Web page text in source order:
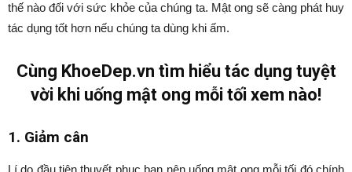
thế nào đối với sức khỏe của chúng ta. Mật ong sẽ càng phát huy
tác dụng tốt hơn nếu chúng ta dùng khi ấm.
Cùng KhoeDep.vn tìm hiểu tác dụng tuyệt
vời khi uống mật ong mỗi tối xem nào!
1. Giảm cân
Lí do đầu tiên thuyết phục bạn nên uống mật ong mỗi tối đó chính